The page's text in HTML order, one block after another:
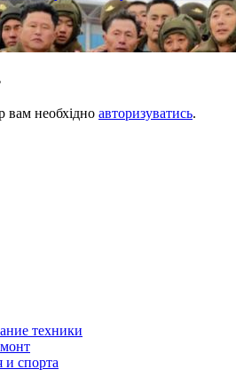
вам необхідно авторизуватись.
техники
и спорта